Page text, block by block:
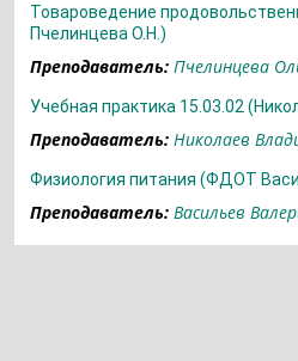
Товароведение
Пчелинцева О.Н.)
Преподаватель: Пчелинцева
Учебная практика 15.03.02
Преподаватель: Николаев
Физиология питания (ФДОТ
Преподаватель: Васильев